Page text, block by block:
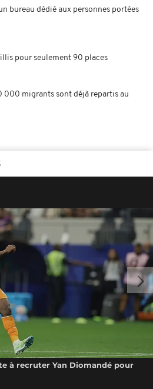
bureau dédié aux personnes portées
pour seulement 90 places
000 migrants sont déjà repartis au
à recruter Yan Diomandé pour